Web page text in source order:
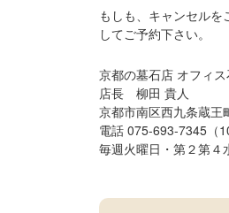
もしも、キャンセル
してご予約下さい。
京都の墓石店 オフィ
店長 柳田 貴人
京都市南区西九条蔵王
電話 075-693-7345（
毎週火曜日・第２第４